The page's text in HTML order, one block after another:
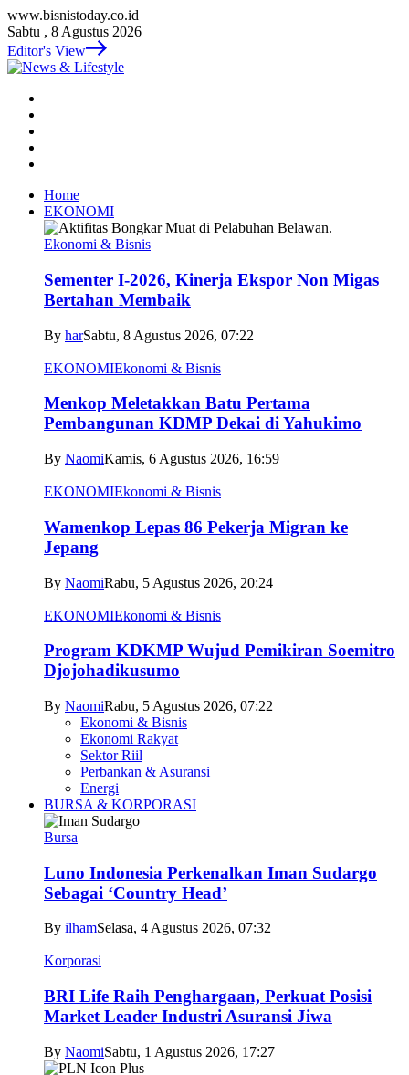
www.bisnistoday.co.id
Sabtu , 8 Agustus 2026
Editor's View
Home
EKONOMI
Ekonomi & Bisnis
Sementer I-2026, Kinerja Ekspor Non Migas
Bertahan Membaik
By harSabtu, 8 Agustus 2026, 07:22
EKONOMIEkonomi & Bisnis
Menkop Meletakkan Batu Pertama
Pembangunan KDMP Dekai di Yahukimo
By NaomiKamis, 6 Agustus 2026, 16:59
EKONOMIEkonomi & Bisnis
Wamenkop Lepas 86 Pekerja Migran ke
Jepang
By NaomiRabu, 5 Agustus 2026, 20:24
EKONOMIEkonomi & Bisnis
Program KDKMP Wujud Pemikiran Soemitro
Djojohadikusumo
By NaomiRabu, 5 Agustus 2026, 07:22
Ekonomi & Bisnis
Ekonomi Rakyat
Sektor Riil
Perbankan & Asuransi
Energi
BURSA & KORPORASI
Bursa
Luno Indonesia Perkenalkan Iman Sudargo
Sebagai ‘Country Head’
By ilhamSelasa, 4 Agustus 2026, 07:32
Korporasi
BRI Life Raih Penghargaan, Perkuat Posisi
Market Leader Industri Asuransi Jiwa
By NaomiSabtu, 1 Agustus 2026, 17:27